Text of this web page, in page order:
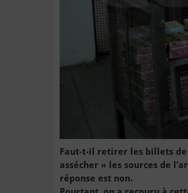
Faut-t-il retirer les billets de
assécher » les sources de
réponse est non.